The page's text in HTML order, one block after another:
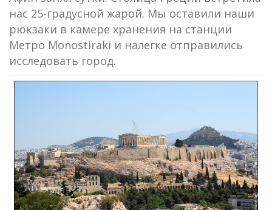
нас 25-градусной жарой. Мы оставили наши
рюкзаки в камере хранения на станции
Метро Monostiraki и налегке отправились
исследовать город.